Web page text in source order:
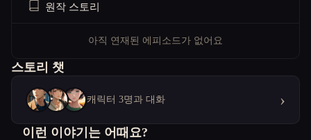
원작 스토리
아직 연재된 에피소드가 없어요
스토리 챗
캐릭터 3명과 대화 ›
이런 이야기는 어때요?